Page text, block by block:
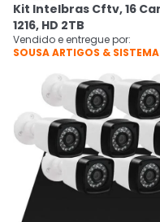
Cupons
Mais Vendidos
Ativar tradutor em
Kit Intelbras Cftv, 16
1216, HD 2TB
Vendido e entregue por:
SOUSA ARTIGOS &